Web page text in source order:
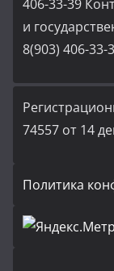
406-33-39
и
8(903) 406-33-
74557 от 14
Политика